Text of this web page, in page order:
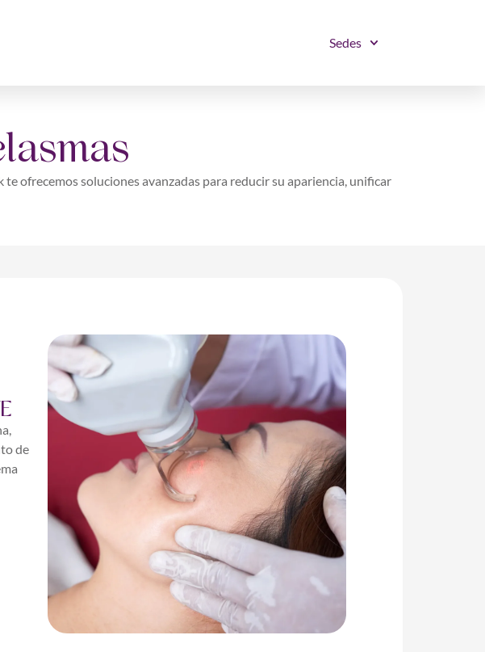
Sedes
ofrecemos soluciones avanzadas para reducir su apariencia, unificar
de